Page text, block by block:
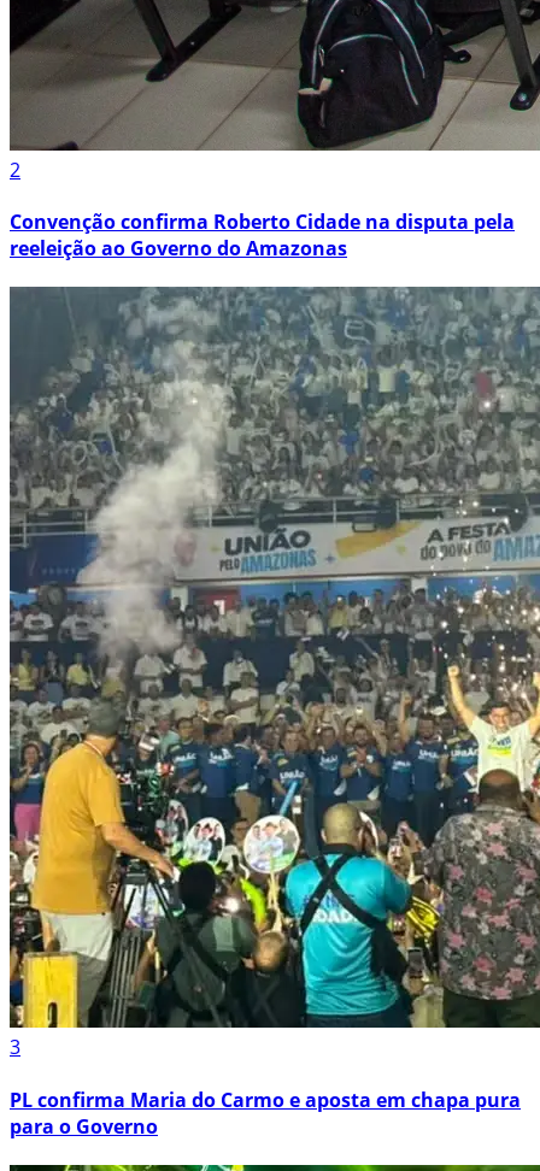
2
Convenção confirma Roberto Cidade na disputa pela
reeleição ao Governo do Amazonas
3
PL confirma Maria do Carmo e aposta em chapa pura
para o Governo